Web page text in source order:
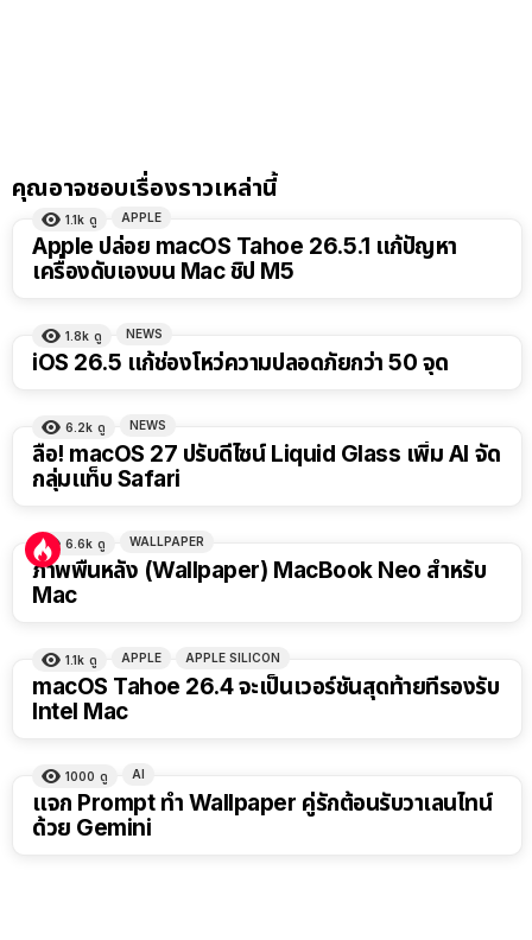
คุณอาจชอบเรื่องราวเหล่านี้
1.1k ดู APPLE
Apple ปล่อย macOS Tahoe 26.5.1 แก้ปัญหา
เครื่องดับเองบน Mac ชิป M5
1.8k ดู NEWS
iOS 26.5 แก้ช่องโหว่ความปลอดภัยกว่า 50 จุด
6.2k ดู NEWS
ลือ! macOS 27 ปรับดีไซน์ Liquid Glass เพิ่ม AI จัด
กลุ่มแท็บ Safari
6.6k ดู WALLPAPER
ภาพพื้นหลัง (Wallpaper) MacBook Neo สำหรับ
Mac
1.1k ดู APPLE APPLE SILICON
macOS Tahoe 26.4 จะเป็นเวอร์ชันสุดท้ายที่รองรับ
Intel Mac
1000 ดู AI
แจก Prompt ทำ Wallpaper คู่รักต้อนรับวาเลนไทน์
ด้วย Gemini